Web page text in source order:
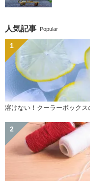
人気記事 Popular
溶けない！クーラーボック